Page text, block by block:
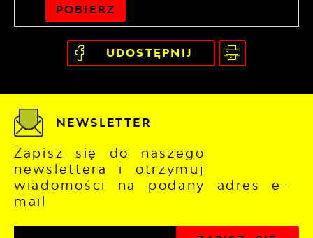
POBIERZ
UDOSTĘPNIJ
NEWSLETTER
Zapisz się do naszego
newslettera i otrzymuj
wiadomości na podany adres e-
mail